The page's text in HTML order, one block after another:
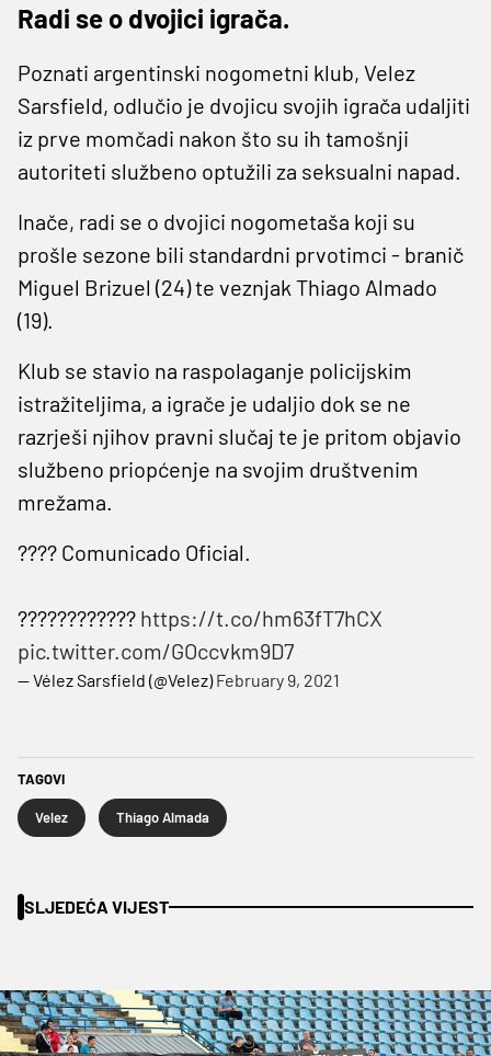
Radi se o dvojici igrača.
Poznati argentinski nogometni klub, Velez
Sarsfield, odlučio je dvojicu svojih igrača udaljiti
iz prve momčadi nakon što su ih tamošnji
autoriteti službeno optužili za seksualni napad.
Inače, radi se o dvojici nogometaša koji su
prošle sezone bili standardni prvotimci - branič
Miguel Brizuel (24) te veznjak Thiago Almado
(19).
Klub se stavio na raspolaganje policijskim
istražiteljima, a igrače je udaljio dok se ne
razrješi njihov pravni slučaj te je pritom objavio
službeno priopćenje na svojim društvenim
mrežama.
???? Comunicado Oficial.
????????‍???? https://t.co/hm63fT7hCX
pic.twitter.com/GOccvkm9D7
— Vélez Sarsfield (@Velez)February 9, 2021
TAGOVI
Velez Thiago Almada
SLJEDEĆA VIJEST